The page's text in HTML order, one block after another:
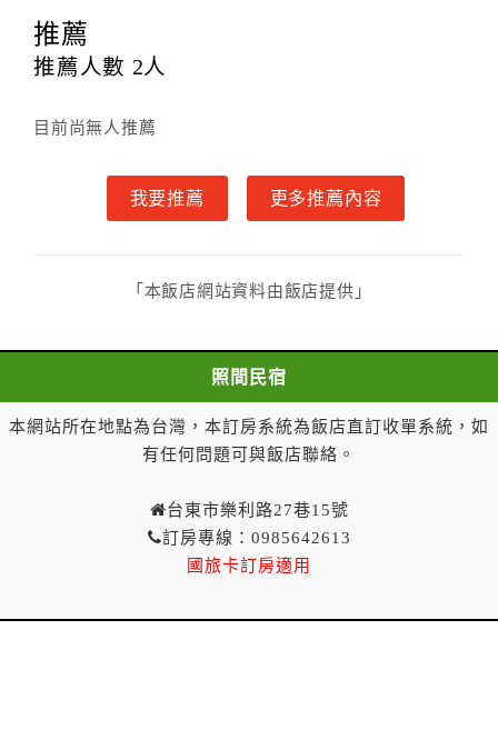
二、住宿憑證開立說明
本網頁交易經由四方通行旅行社開立【旅行社代收轉付
收據】，收據將於入住後7個工作天以平信寄出。透過線
繫，謝謝。
三、隱私權條款
本網站提供簡單又安全的交易環境，在進行訂購前，需
或移作其他目的使用。
其監護人閱讀、了解並同意所有契約內容與規則，方可
繼續後續訂購流程，當使用者繼續使用本網站訂房時，
即認定其監護人已閱讀、了解並同意接受所有契約內容
．未滿18歲之使用者無法單獨住宿，一經查獲可拒絕入
住，訂金恕不退還，請於入住前確認入住者之一需年滿
＊民宿為環保旅店無提供一次性備品請務必自行攜帶 民
推薦
推薦人數 2人
目前尚無人推薦
我要推薦 更多推薦內容
「本飯店網站資料由飯店提供」
照間民宿
本網站所在地點為台灣，本訂房系統為飯店直訂收單系統，如
有任何問題可與飯店聯絡。
台東市樂利路27巷15號
訂房專線：0985642613
國旅卡訂房適用